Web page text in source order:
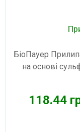
БіоПауер
на основі
118.44